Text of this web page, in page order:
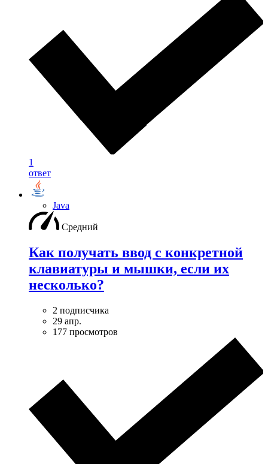
1
ответ
Java
Средний
Как получать ввод с конкретной
клавиатуры и мышки, если их
несколько?
2 подписчика
29 апр.
177 просмотров